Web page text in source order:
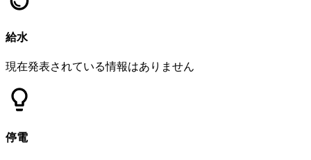
給水
現在発表されている情報はありません
停電